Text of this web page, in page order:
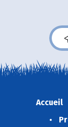
Accueil